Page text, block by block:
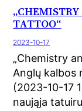
TATTOO“
2023-10-17
„Chemistry
Anglų kalbos
(2023-10-17
naująja